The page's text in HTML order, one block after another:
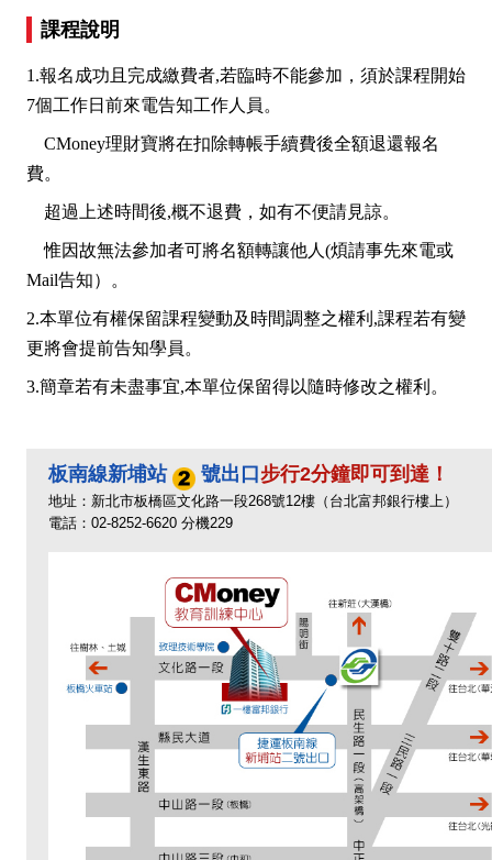
課程說明
1.報名成功且完成繳費者,若臨時不能參加，須於課程開始
7個工作日前來電告知工作人員。
CMoney理財寶將在扣除轉帳手續費後全額退還報名
費。
超過上述時間後,概不退費，如有不便請見諒。
惟因故無法參加者可將名額轉讓他人(煩請事先來電或
Mail告知）。
2.本單位有權保留課程變動及時間調整之權利,課程若有變
更將會提前告知學員。
3.簡章若有未盡事宜,本單位保留得以隨時修改之權利。
板南線新埔站 號出口 步行2分鐘即可到達！
地址：新北市板橋區文化路一段268號12樓（台北富邦銀行樓上）
電話：02-8252-6620 分機229